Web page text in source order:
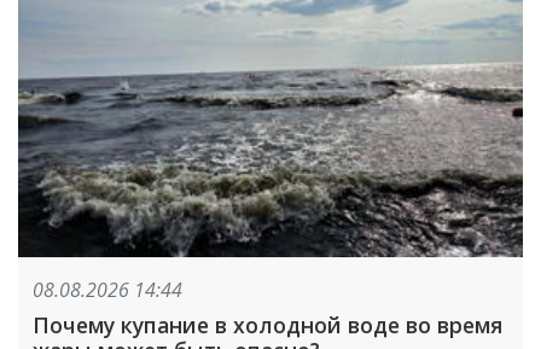
08.08.2026 14:44
Почему купание в холодной воде во время